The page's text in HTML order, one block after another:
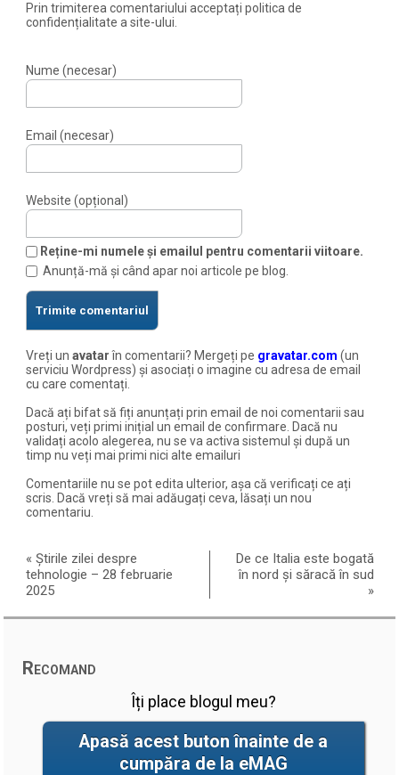
Prin trimiterea comentariului acceptați politica de
confidențialitate a site-ului.
Nume (necesar)
Email (necesar)
Website (opțional)
Reține-mi numele și emailul pentru comentarii viitoare.
Anunță-mă și când apar noi articole pe blog.
Vreți unavatarîn comentarii? Mergeți pe gravatar.com (un
serviciu Wordpress) și asociați o imagine cu adresa de email
cu care comentați.
Dacă ați bifat să fiți anunțați prin email de noi comentarii sau
posturi, veți primi inițial un email de confirmare. Dacă nu
validați acolo alegerea, nu se va activa sistemul și după un
timp nu veți mai primi nici alte emailuri
Comentariile nu se pot edita ulterior, așa că verificați ce ați
scris. Dacă vreți să mai adăugați ceva, lăsați un nou
comentariu.
«Știrile zilei despre
tehnologie – 28 februarie
2025
De ce Italia este bogată
în nord și săracă în sud
»
Recomand
Îți place blogul meu?
Apasă acest buton înainte de a
cumpăra de la eMAG